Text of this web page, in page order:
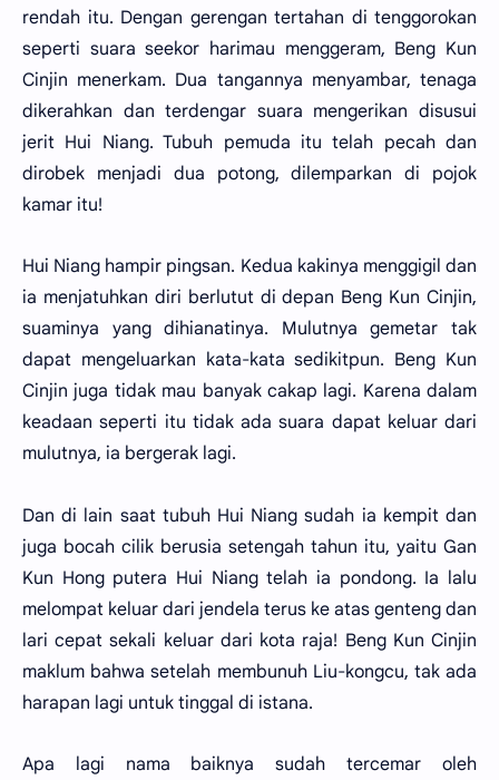
rendah itu. Dengan gerengan tertahan di tenggorokan
seperti suara seekor harimau menggeram, Beng Kun
Cinjin menerkam. Dua tangannya menyambar, tenaga
dikerahkan dan terdengar suara mengerikan disusui
jerit Hui Niang. Tubuh pemuda itu telah pecah dan
dirobek menjadi dua potong, dilemparkan di pojok
kamar itu!
Hui Niang hampir pingsan. Kedua kakinya menggigil dan
ia menjatuhkan diri berlutut di depan Beng Kun Cinjin,
suaminya yang dihianatinya. Mulutnya gemetar tak
dapat mengeluarkan kata-kata sedikitpun. Beng Kun
Cinjin juga tidak mau banyak cakap lagi. Karena dalam
keadaan seperti itu tidak ada suara dapat keluar dari
mulutnya, ia bergerak lagi.
Dan di lain saat tubuh Hui Niang sudah ia kempit dan
juga bocah cilik berusia setengah tahun itu, yaitu Gan
Kun Hong putera Hui Niang telah ia pondong. Ia lalu
melompat keluar dari jendela terus ke atas genteng dan
lari cepat sekali keluar dari kota raja! Beng Kun Cinjin
maklum bahwa setelah membunuh Liu-kongcu, tak ada
harapan lagi untuk tinggal di istana.
Apa lagi nama baiknya sudah tercemar oleh